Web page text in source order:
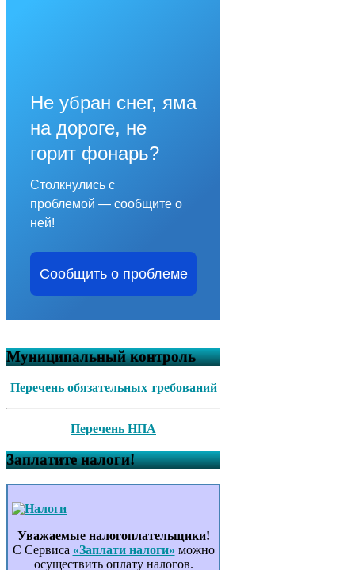
Не убран снег, яма
на дороге, не
горит фонарь?
Столкнулись с
проблемой — сообщите о
ней!
Сообщить о проблеме
Муниципальный контроль
Перечень обязательных требований
Перечень НПА
Заплатите налоги!
Уважаемые налогоплательщики!
С Сервиса «Заплати налоги» можно
осуществить оплату налогов.